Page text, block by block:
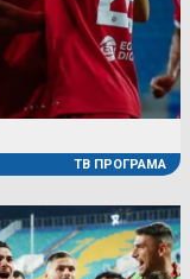
ТВ ПРОГРАМА